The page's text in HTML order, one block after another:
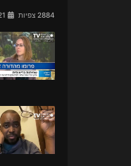
2884 צפיות